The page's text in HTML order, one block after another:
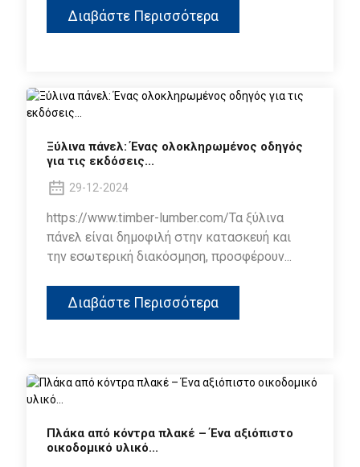
Διαβάστε Περισσότερα
Ξύλινα πάνελ: Ένας ολοκληρωμένος οδηγός
για τις εκδόσεις...
29-12-2024
https://www.timber-lumber.com/Τα ξύλινα
πάνελ είναι δημοφιλή στην κατασκευή και
την εσωτερική διακόσμηση, προσφέρουν...
Διαβάστε Περισσότερα
Πλάκα από κόντρα πλακέ – Ένα αξιόπιστο
οικοδομικό υλικό...